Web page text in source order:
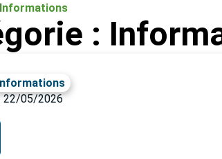
Informations
:
22/05/2026